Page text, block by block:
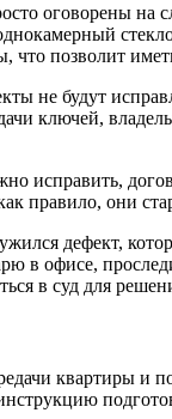
оговорены на
позволит
не будут
ключей,
исправить,
правило, они
дефект,
в офисе,
в суд для
квартиры и